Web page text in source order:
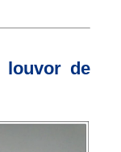
louvor de